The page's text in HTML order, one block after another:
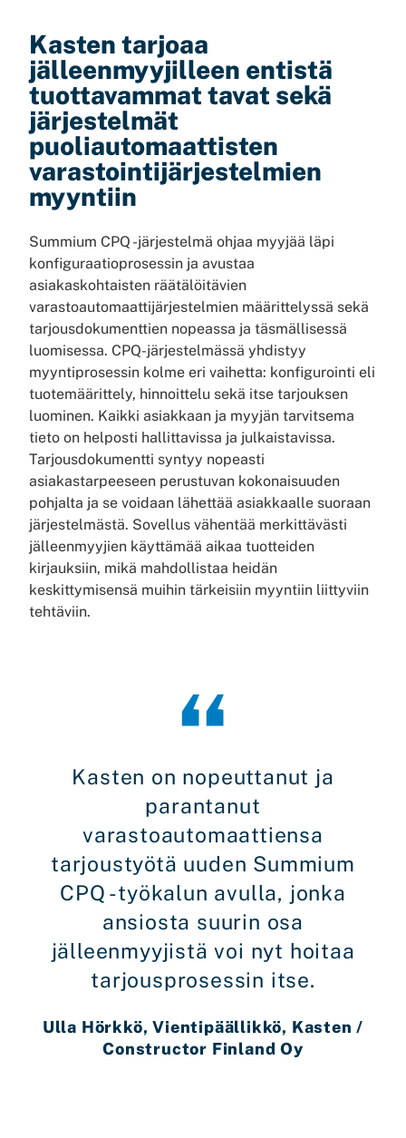
Kasten tarjoaa
jälleenmyyjilleen entistä
tuottavammat tavat sekä
järjestelmät
puoliautomaattisten
varastointijärjestelmien
myyntiin
Summium CPQ -järjestelmä ohjaa myyjää läpi
konfiguraatioprosessin ja avustaa
asiakaskohtaisten räätälöitävien
varastoautomaattijärjestelmien määrittelyssä sekä
tarjousdokumenttien nopeassa ja täsmällisessä
luomisessa. CPQ-järjestelmässä yhdistyy
myyntiprosessin kolme eri vaihetta: konfigurointi eli
tuotemäärittely, hinnoittelu sekä itse tarjouksen
luominen. Kaikki asiakkaan ja myyjän tarvitsema
tieto on helposti hallittavissa ja julkaistavissa.
Tarjousdokumentti syntyy nopeasti
asiakastarpeeseen perustuvan kokonaisuuden
pohjalta ja se voidaan lähettää asiakkaalle suoraan
järjestelmästä. Sovellus vähentää merkittävästi
jälleenmyyjien käyttämää aikaa tuotteiden
kirjauksiin, mikä mahdollistaa heidän
keskittymisensä muihin tärkeisiin myyntiin liittyviin
tehtäviin.
Kasten on nopeuttanut ja
parantanut
varastoautomaattiensa
tarjoustyötä uuden Summium
CPQ -työkalun avulla, jonka
ansiosta suurin osa
jälleenmyyjistä voi nyt hoitaa
tarjousprosessin itse.
Ulla Hörkkö, Vientipäällikkö, Kasten /
Constructor Finland Oy